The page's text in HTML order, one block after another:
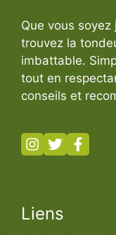
Que vous
trouvez la
imbattable.
tout en
conseils et
Liens